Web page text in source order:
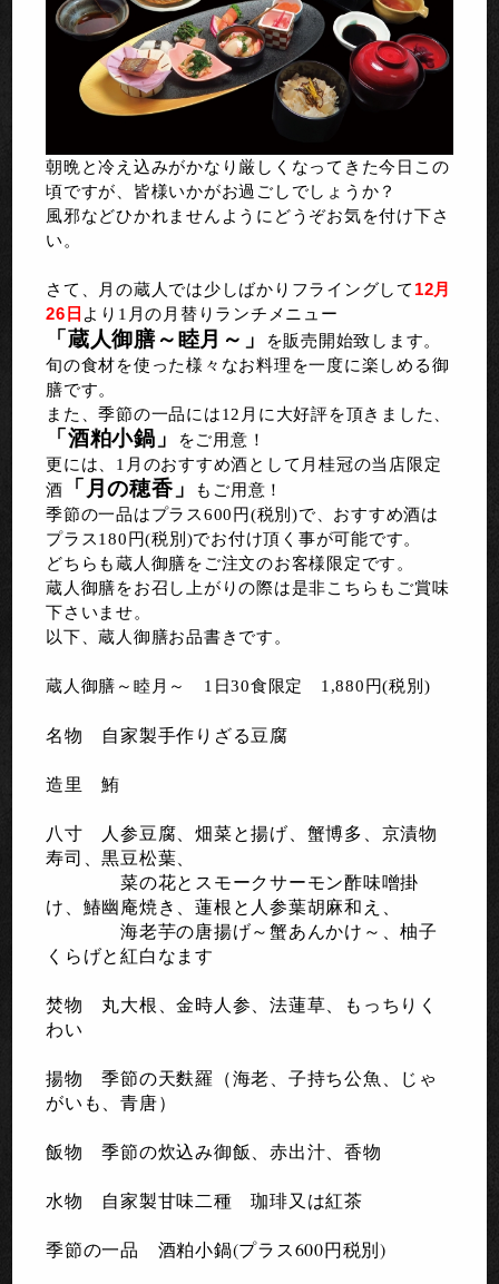
朝晩と冷え込みがかなり厳しくなってきた今日この
頃ですが、皆様いかがお過ごしでしょうか？
風邪などひかれませんようにどうぞお気を付け下さ
い。
さて、月の蔵人では少しばかりフライングして 12月
26日 より1月の月替りランチメニュー
「蔵人御膳～睦月～」
を販売開始致します。
旬の食材を使った様々なお料理を一度に楽しめる御
膳です。
また、季節の一品には12月に大好評を頂きました、
「酒粕小鍋」
をご用意！
更には、1月のおすすめ酒として月桂冠の当店限定
酒
「月の穂香」
もご用意！
季節の一品はプラス600円(税別)で、おすすめ酒は
プラス180円(税別)でお付け頂く事が可能です。
どちらも蔵人御膳をご注文のお客様限定です。
蔵人御膳をお召し上がりの際は是非こちらもご賞味
下さいませ。
以下、蔵人御膳お品書きです。
蔵人御膳～睦月～ 1日30食限定 1,880円(税別)
名物 自家製手作りざる豆腐
造里 鮪
八寸 人参豆腐、畑菜と揚げ、蟹博多、京漬物
寿司、黒豆松葉、
菜の花とスモークサーモン酢味噌掛
け、 鰆幽庵焼き、蓮根と人参葉胡麻和え、
海老芋の唐揚げ～蟹あんかけ～、柚子
くらげと紅白なます
焚物 丸大根、金時人参、法蓮草、もっちりく
わい
揚物 季節の天麩羅 （海老、子持ち公魚、じゃ
がいも、青唐）
飯物 季節の炊込み御飯、赤出汁、香物
水物 自家製甘味二種 珈琲又は紅茶
季節の一品 酒粕小鍋(プラス600円税別)